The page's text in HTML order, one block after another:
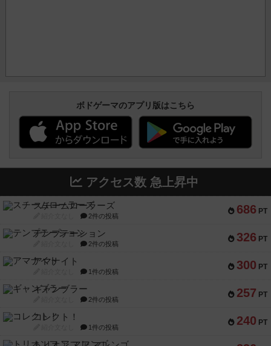
ボドゲーマのアプリ版はこちら
アクセス数 急上昇中
686 PT
スチームローラーズ
2件の投稿
326 PT
テンプテーション
2件の投稿
300 PT
アマナイト
1件の投稿
257 PT
ギャンブラー
2件の投稿
240 PT
コレクト！
1件の投稿